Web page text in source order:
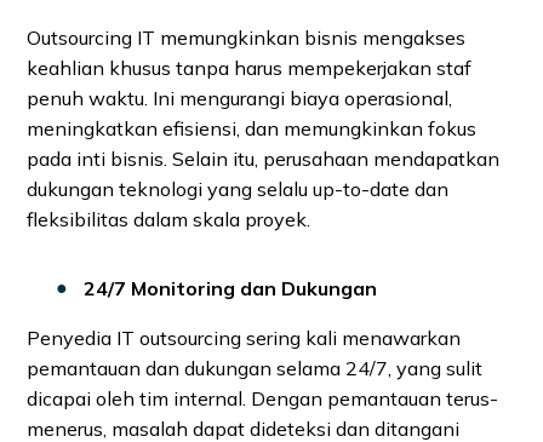
Outsourcing IT memungkinkan bisnis mengakses
keahlian khusus tanpa harus mempekerjakan staf
penuh waktu. Ini mengurangi biaya operasional,
meningkatkan efisiensi, dan memungkinkan fokus
pada inti bisnis. Selain itu, perusahaan mendapatkan
dukungan teknologi yang selalu up-to-date dan
fleksibilitas dalam skala proyek.
24/7 Monitoring dan Dukungan
Penyedia IT outsourcing sering kali menawarkan
pemantauan dan dukungan selama 24/7, yang sulit
dicapai oleh tim internal. Dengan pemantauan terus-
menerus, masalah dapat dideteksi dan ditangani